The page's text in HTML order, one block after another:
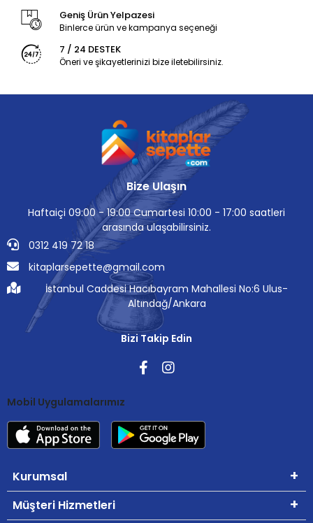
Geniş Ürün Yelpazesi
Binlerce ürün ve kampanya seçeneği
7 / 24 DESTEK
Öneri ve şikayetlerinizi bize iletebilirsiniz.
Bize Ulaşın
Haftaiçi 09:00 - 19:00 Cumartesi 10:00 - 17:00 saatleri
arasında ulaşabilirsiniz.
0312 419 72 18
kitaplarsepette@gmail.com
İstanbul Caddesi Hacıbayram Mahallesi No:6 Ulus-
Altındağ/Ankara
Bizi Takip Edin
Mobil Uygulamalarımız
Kurumsal
Müşteri Hizmetleri